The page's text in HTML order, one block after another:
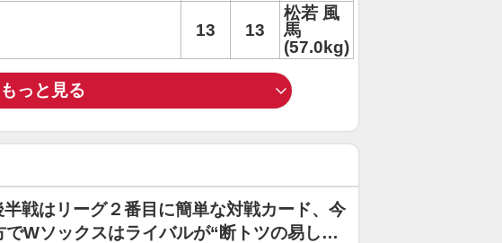
13 13
松若 風
馬
(57.0kg)
もっと見る
半戦はリーグ２番目に簡単な対戦カード、今
Wソックスはライバルが“断トツの易し